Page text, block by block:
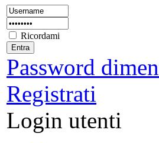
Ricordami
Password
Registrati
Login utenti